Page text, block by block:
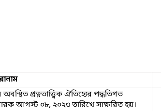
প্রত্নতাত্ত্বিক ঐতিহ্যের পদ্ধতিগত
আগস্ট ০৮, ২০২৩ তারিখে সাক্ষরিত হয়।